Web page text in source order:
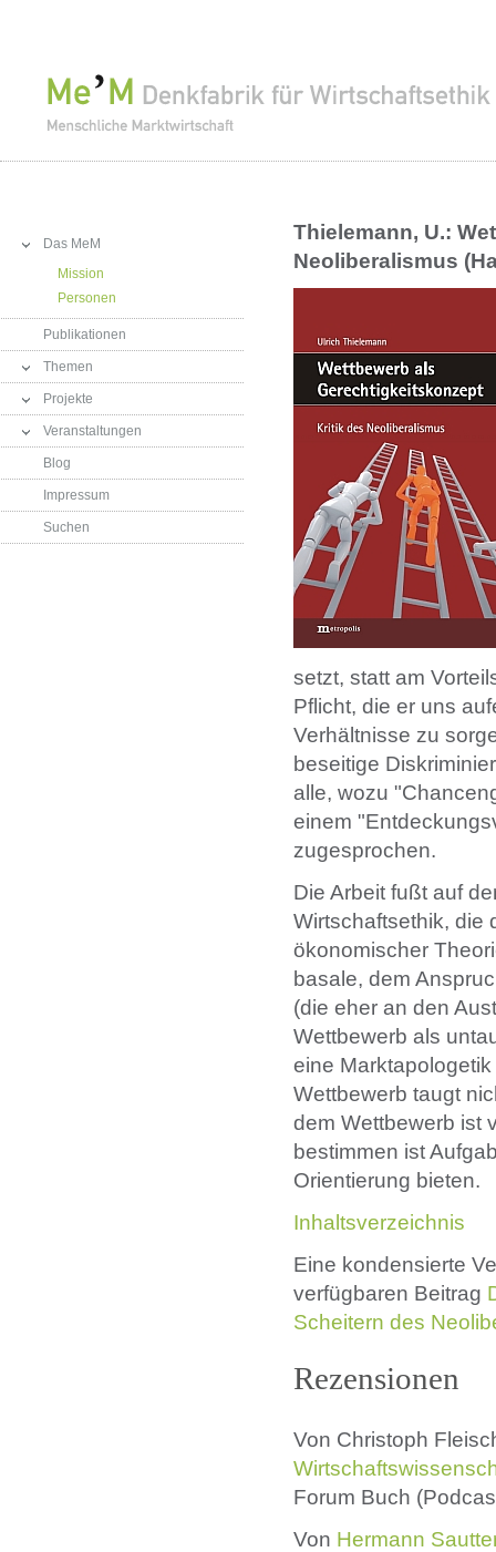
Thielemann, U.:
Neoliberalismus
setzt, statt am
Pflicht, die er uns
Verhältnisse zu
beseitige
alle, wozu
einem
zugesprochen.
Die Arbeit fußt auf
Wirtschaftsethik, die
ökonomischer
basale, dem
(die eher an den
Wettbewerb als
eine
Wettbewerb taugt
dem Wettbewerb ist
bestimmen ist
Orientierung bieten.
Inhaltsverzeichnis
Eine kondensierte
verfügbaren Beitrag
Scheitern des
Rezensionen
Von Christoph
Forum Buch
Von Hermann
Das MeM
Mission
Personen
Publikationen
Themen
Projekte
Veranstaltungen
Blog
Impressum
Suchen